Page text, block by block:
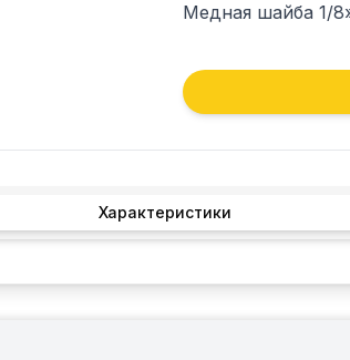
Медная шайба 1/
Характеристики